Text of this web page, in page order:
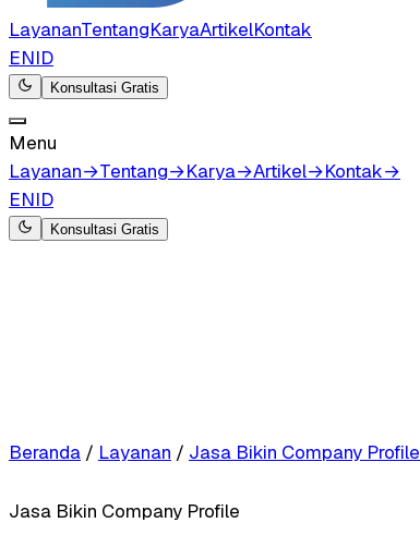
LayananTentangKaryaArtikelKontak
ENID
Konsultasi Gratis
Menu
Layanan→Tentang→Karya→Artikel→Kontak→
ENID
Konsultasi Gratis
Beranda / Layanan / Jasa Bikin Company Profile
Jasa Bikin Company Profile